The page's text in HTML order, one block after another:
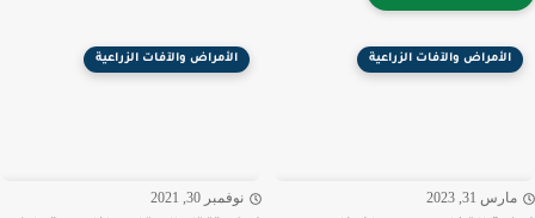
الأمراض والآفات الزراعية
31, 2023
الأمراض والآفات الزراعية
نوفمبر 30, 2021